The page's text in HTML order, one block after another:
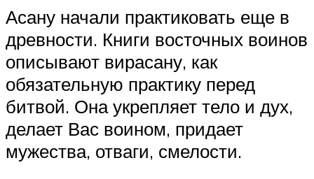
Асану начали практиковать еще в
древности. Книги восточных воинов
описывают вирасану, как
обязательную практику перед
битвой. Она укрепляет тело и дух,
делает Вас воином, придает
мужества, отваги, смелости.